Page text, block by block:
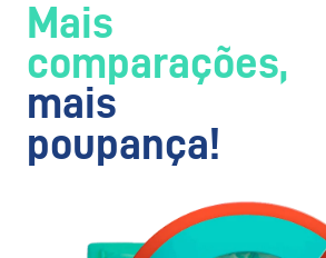
Mais
comparações,
mais
poupança!